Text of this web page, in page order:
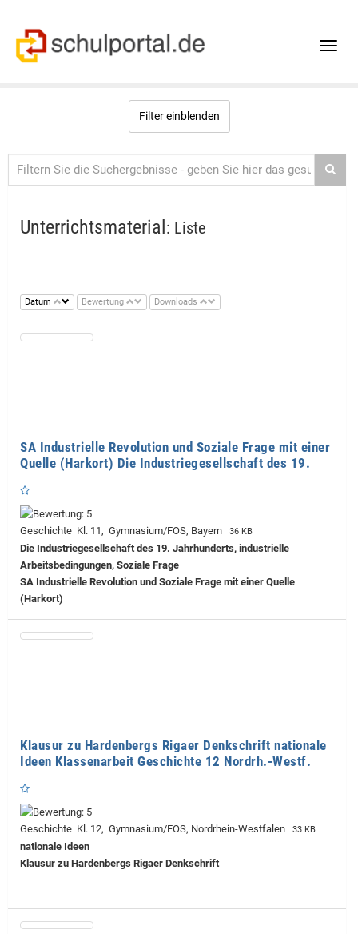
Toggle
Filter einblenden
Unterrichtsmaterial : Liste
Datum Bewertung Downloads
SA Industrielle Revolution und Soziale Frage mit einer
Quelle (Harkort) Die Industriegesellschaft des 19.
Geschichte Kl. 11, Gymnasium/FOS, Bayern 36 KB
Die Industriegesellschaft des 19. Jahrhunderts, industrielle
Arbeitsbedingungen, Soziale Frage
SA Industrielle Revolution und Soziale Frage mit einer Quelle
(Harkort)
Klausur zu Hardenbergs Rigaer Denkschrift nationale
Ideen Klassenarbeit Geschichte 12 Nordrh.-Westf.
Geschichte Kl. 12, Gymnasium/FOS, Nordrhein-Westfalen 33 KB
nationale Ideen
Klausur zu Hardenbergs Rigaer Denkschrift